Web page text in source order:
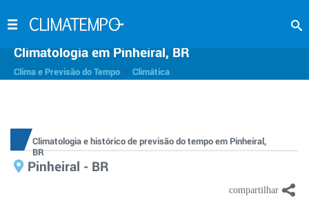
Climatologia em Pinheiral, BR
Clima e Previsão do Tempo Climática
Climatologia e histórico de previsão do tempo em Pinheiral,
BR
Pinheiral - BR